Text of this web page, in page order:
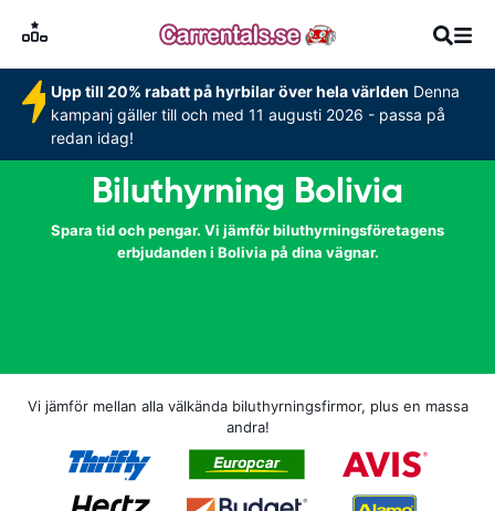
Upp till 20% rabatt på hyrbilar över hela världen Denna
kampanj gäller till och med 11 augusti 2026 - passa på
redan idag!
Biluthyrning Bolivia
Spara tid och pengar. Vi jämför biluthyrningsföretagens
erbjudanden i Bolivia på dina vägnar.
Vi jämför mellan alla välkända biluthyrningsfirmor, plus en massa
andra!